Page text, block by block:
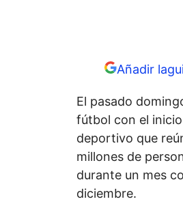
Añadir
El pasado
fútbol con el
deportivo que
millones de
durante un mes
diciembre.